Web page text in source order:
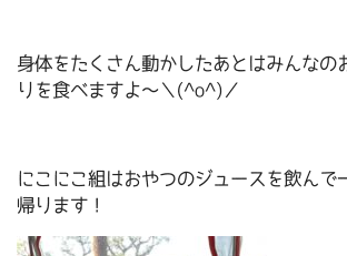
身体をたくさん動かしたあとはみんなの
りを食べますよ～＼(^o^)／
にこにこ組はおやつのジュースを飲んで
帰ります！